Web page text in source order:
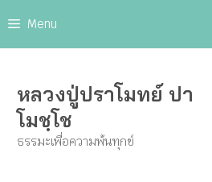
Menu
หลวงปู่ปราโมทย์ ปา
โมชฺโช
ธรรมะเพื่อความพ้นทุกข์